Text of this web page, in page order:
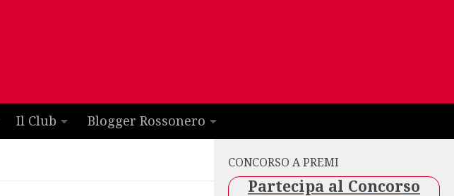
Il Club Blogger Rossonero
CONCORSO A PREMI
Partecipa al Concorso